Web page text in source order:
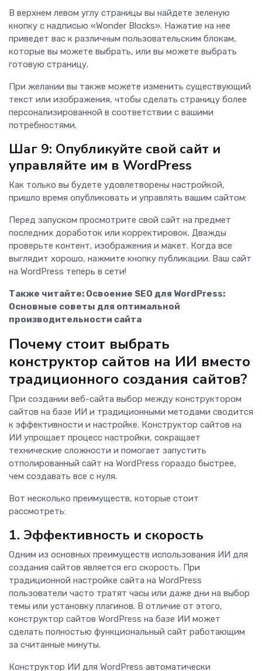
В верхнем левом углу страницы вы найдете зеленую
кнопку с надписью «Wonder Blocks». Нажатие на нее
приведет вас к различным пользовательским блокам,
которые вы можете выбрать, или вы можете выбрать
готовую страницу.
При желании вы также можете изменить существующий
текст или изображения, чтобы сделать страницу более
персонализированной в соответствии с вашими
потребностями.
Шаг 9: Опубликуйте свой сайт и
управляйте им в WordPress
Как только вы будете удовлетворены настройкой,
пришло время опубликовать и управлять вашим сайтом:
Перед запуском просмотрите свой сайт на предмет
последних доработок или корректировок. Дважды
проверьте контент, изображения и макет. Когда все
выглядит хорошо, нажмите кнопку публикации. Ваш сайт
на WordPress теперь в сети!
Также читайте: Освоение SEO для WordPress:
Основные советы для оптимальной
производительности сайта
Почему стоит выбрать
конструктор сайтов на ИИ вместо
традиционного создания сайтов?
При создании веб-сайта выбор между конструктором
сайтов на базе ИИ и традиционными методами сводится
к эффективности и настройке. Конструктор сайтов на
ИИ упрощает процесс настройки, сокращает
технические сложности и помогает запустить
отполированный сайт на WordPress гораздо быстрее,
чем создавать все с нуля.
Вот несколько преимуществ, которые стоит
рассмотреть:
1. Эффективность и скорость
Одним из основных преимуществ использования ИИ для
создания сайтов является его скорость. При
традиционной настройке сайта на WordPress
пользователи часто тратят часы или даже дни на выбор
темы или установку плагинов. В отличие от этого,
конструктор сайтов WordPress на базе ИИ может
сделать полностью функциональный сайт работающим
за считанные минуты.
Конструктор ИИ для WordPress автоматически